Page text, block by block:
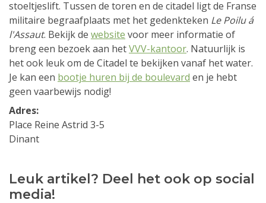
stoeltjeslift. Tussen de toren en de citadel ligt de Franse
militaire begraafplaats met het gedenkteken Le Poilu á
l'Assaut. Bekijk de website voor meer informatie of
breng een bezoek aan hetVVV-kantoor. Natuurlijk is
het ook leuk om de Citadel te bekijken vanaf het water.
Je kan een bootje huren bij de boulevard en je hebt
geen vaarbewijs nodig!
Adres:
Place Reine Astrid 3-5
Dinant
Leuk artikel? Deel het ook op social
media!